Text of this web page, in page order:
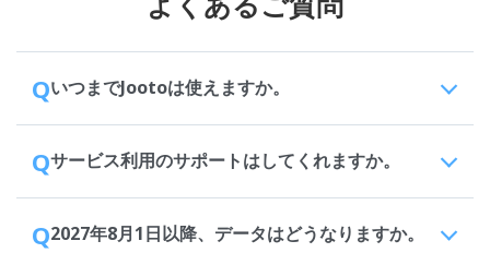
QいつまでJootoは使えますか。
Qサービス利用のサポートはしてくれますか。
Q2027年8月1日以降、データはどうなりますか。